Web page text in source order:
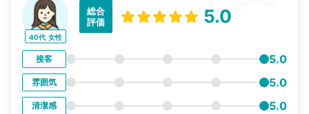
40代 女性
総合
評価
5.0
接客 5.0
雰囲気 5.0
清潔感 5.0